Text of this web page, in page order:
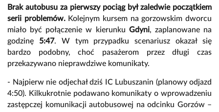
Brak autobusu za pierwszy pociąg był zaledwie początkiem
serii problemów. Kolejnym kursem na gorzowskim dworcu
miało być połączenie w kierunku Gdyni, zaplanowane na
godzinę 5:47. W tym przypadku scenariusz okazał się
bardzo podobny, choć pasażerom przez długi czas
przekazywano nieprawdziwe komunikaty.
- Najpierw nie odjechał dziś IC Lubuszanin (planowy odjazd
4:50). Kilkukrotnie podawano komunikaty o wprowadzeniu
zastępczej komunikacji autobusowej na odcinku Gorzów –